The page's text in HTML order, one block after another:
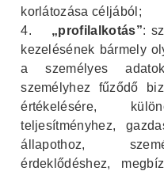
korlátozása céljából;
4.
„profilalkotás”:
kezelésének bármely
a személyes
személyhez fűződő
értékelésére,
teljesítményhez,
állapothoz,
érdeklődéshez,